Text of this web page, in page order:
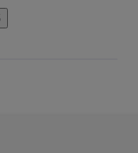
pas le seul